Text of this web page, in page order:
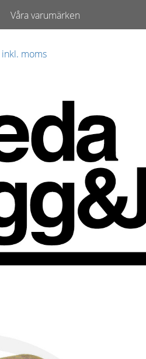
inkl. moms
Våra varumärken